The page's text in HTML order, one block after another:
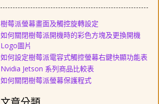
樹莓派螢幕畫面及觸控旋轉設定
如何關閉樹莓派開機時的彩色方塊及更換開機
Logo圖片
如何設定樹莓派電容式觸控螢幕右鍵快顯功能表
Nvidia Jetson 系列商品比較表
如何關閉樹莓派螢幕保護程式